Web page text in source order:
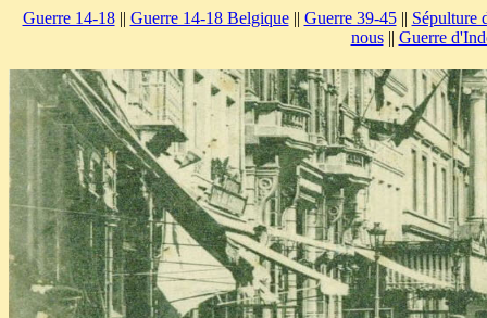
Guerre 14-18|| Guerre 14-18 Belgique|| Guerre 39-45|| Sépulture
nous|| Guerre